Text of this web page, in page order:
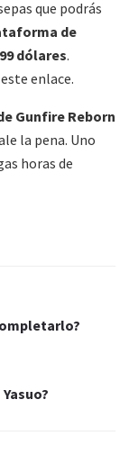
que podrás
de
dólares.
enlace.
Gunfire Reborn
la pena. Uno
horas de